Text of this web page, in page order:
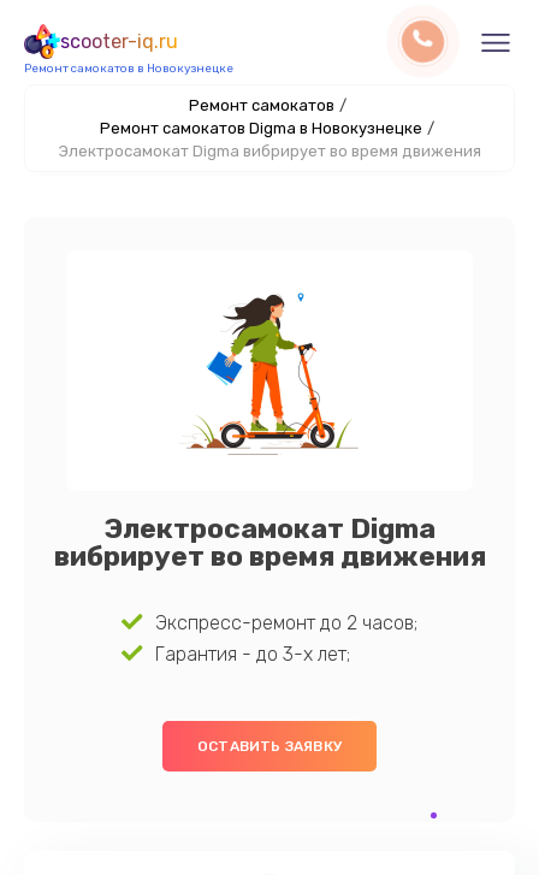
scooter-iq.ru
Ремонт самокатов в Новокузнецке
Ремонт самокатов /
Ремонт самокатов Digma в Новокузнецке /
Электросамокат Digma вибрирует во время движения
Электросамокат Digma
вибрирует во время движения
Экспресс-ремонт до 2 часов;
Гарантия - до 3-х лет;
ОСТАВИТЬ ЗАЯВКУ